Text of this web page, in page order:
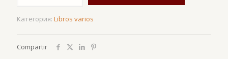
toda
2
Категория: Libros varios
Compartir